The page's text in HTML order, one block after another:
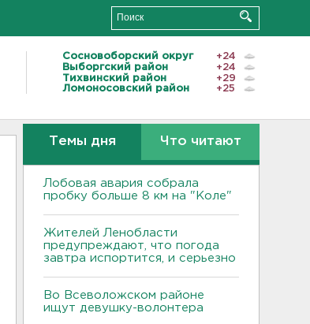
Сосновоборский округ
+24
Выборгский район
+24
Тихвинский район
+29
Ломоносовский район
+25
Темы дня Что читают
Лобовая авария собрала
пробку больше 8 км на "Коле"
Жителей Ленобласти
предупреждают, что погода
завтра испортится, и серьезно
Во Всеволожском районе
ищут девушку-волонтера